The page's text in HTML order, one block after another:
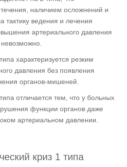
наличием осложнений и
тактику ведения и лечения
артериального давления
невозможно.
характеризуется резким
давления без появления
органов-мишеней.
отличается тем, что у больных
функции органов даже
артериальном давлении.
криз 1 типа